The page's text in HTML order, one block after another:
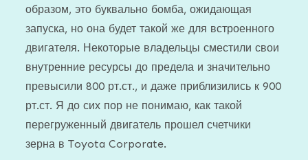
образом, это буквально бомба, ожидающая
запуска, но она будет такой же для встроенного
двигателя. Некоторые владельцы сместили свои
внутренние ресурсы до предела и значительно
превысили 800 рт.ст., и даже приблизились к 900
рт.ст. Я до сих пор не понимаю, как такой
перегруженный двигатель прошел счетчики
зерна в Toyota Corporate.